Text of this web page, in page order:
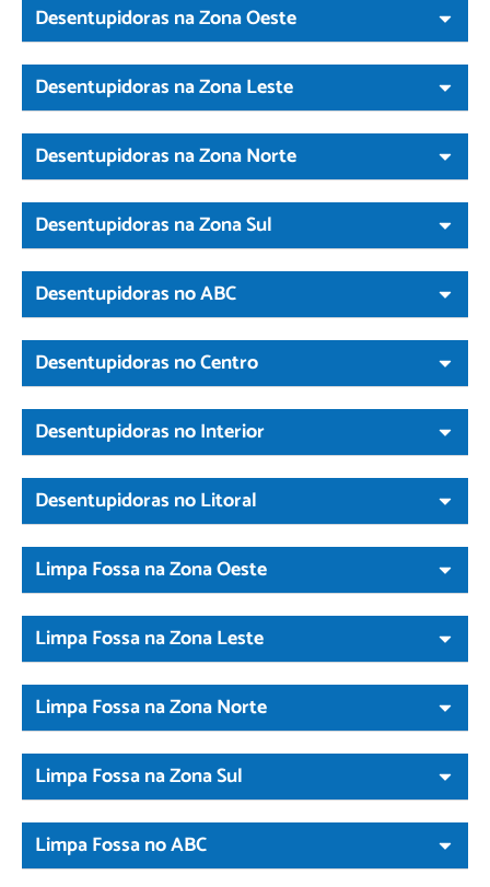
Desentupidoras na Zona Oeste
Desentupidoras na Zona Leste
Desentupidoras na Zona Norte
Desentupidoras na Zona Sul
Desentupidoras no ABC
Desentupidoras no Centro
Desentupidoras no Interior
Desentupidoras no Litoral
Limpa Fossa na Zona Oeste
Limpa Fossa na Zona Leste
Limpa Fossa na Zona Norte
Limpa Fossa na Zona Sul
Limpa Fossa no ABC